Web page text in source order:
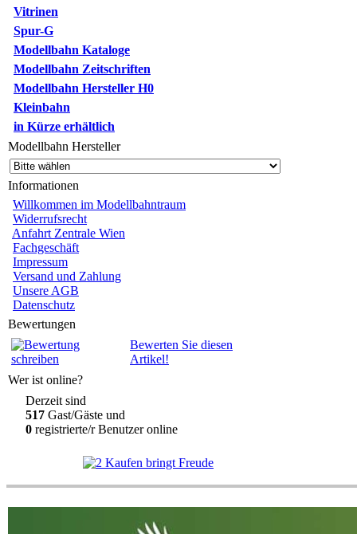
Vitrinen
Spur-G
Modellbahn Kataloge
Modellbahn Zeitschriften
Modellbahn Hersteller H0
Kleinbahn
in Kürze erhältlich
Modellbahn Hersteller
Informationen
Willkommen im Modellbahntraum
Widerrufsrecht
Anfahrt Zentrale Wien
Fachgeschäft
Impressum
Versand und Zahlung
Unsere AGB
Datenschutz
Bewertungen
Bewerten Sie diesen
Artikel!
Wer ist online?
Derzeit sind
517 Gast/Gäste und
0 registrierte/r Benutzer online